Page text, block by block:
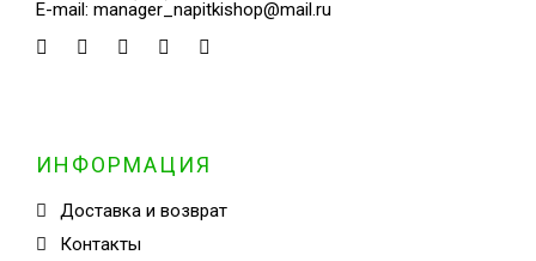
E-mail: manager_napitkishop@mail.ru
ИНФОРМАЦИЯ
Доставка и возврат
Контакты